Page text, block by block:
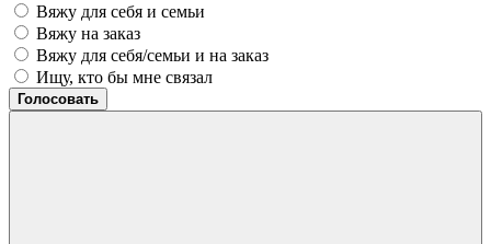
Вяжу для себя и семьи
Вяжу на заказ
Вяжу для себя/семьи и на заказ
Ищу, кто бы мне связал
Голосовать